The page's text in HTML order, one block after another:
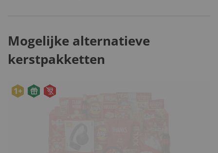
Mogelijke alternatieve
kerstpakketten
1+